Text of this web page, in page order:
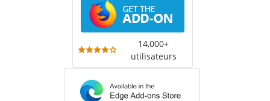
14,000+
utilisateurs